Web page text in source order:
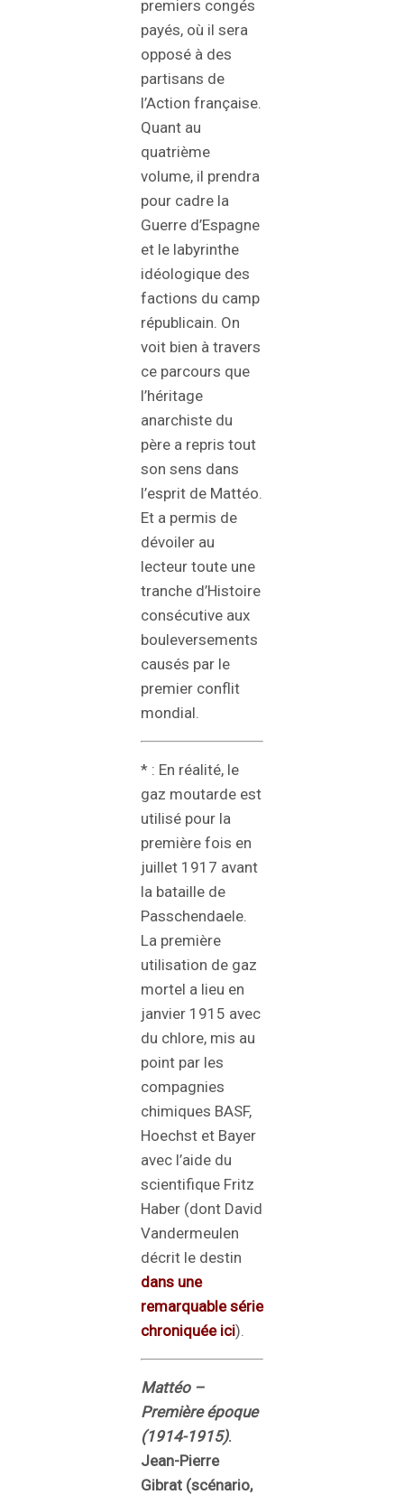
premiers congés
payés, où il sera
opposé à des
partisans de
l’Action française.
Quant au
quatrième
volume, il prendra
pour cadre la
Guerre d’Espagne
et le labyrinthe
idéologique des
factions du camp
républicain. On
voit bien à travers
ce parcours que
l’héritage
anarchiste du
père a repris tout
son sens dans
l’esprit de Mattéo.
Et a permis de
dévoiler au
lecteur toute une
tranche d’Histoire
consécutive aux
bouleversements
causés par le
premier conflit
mondial.
* : En réalité, le
gaz moutarde est
utilisé pour la
première fois en
juillet 1917 avant
la bataille de
Passchendaele.
La première
utilisation de gaz
mortel a lieu en
janvier 1915 avec
du chlore, mis au
point par les
compagnies
chimiques BASF,
Hoechst et Bayer
avec l’aide du
scientifique Fritz
Haber (dont David
Vandermeulen
décrit le destin
dans une
remarquable série
chroniquée ici).
Mattéo –
Première époque
(1914-1915).
Jean-Pierre
Gibrat (scénario,